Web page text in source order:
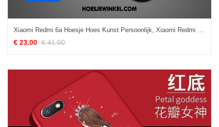
Xiaomi Redmi 6a Hoesje Hoes Kunst Persoonlijk, Xiaomi Redmi 6a Hoesje Donkerblauw Mode Beige
€ 23.00 € 41.00